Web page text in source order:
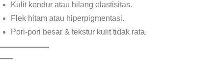
Kulit kendur atau hilang elastisitas.
Flek hitam atau hiperpigmentasi.
Pori-pori besar & tekstur kulit tidak rata.